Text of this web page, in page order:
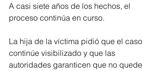
A casi siete años de los hechos, el
proceso continúa en curso.
La hija de la víctima pidió que el caso
continúe visibilizado y que las
autoridades garanticen que no quede